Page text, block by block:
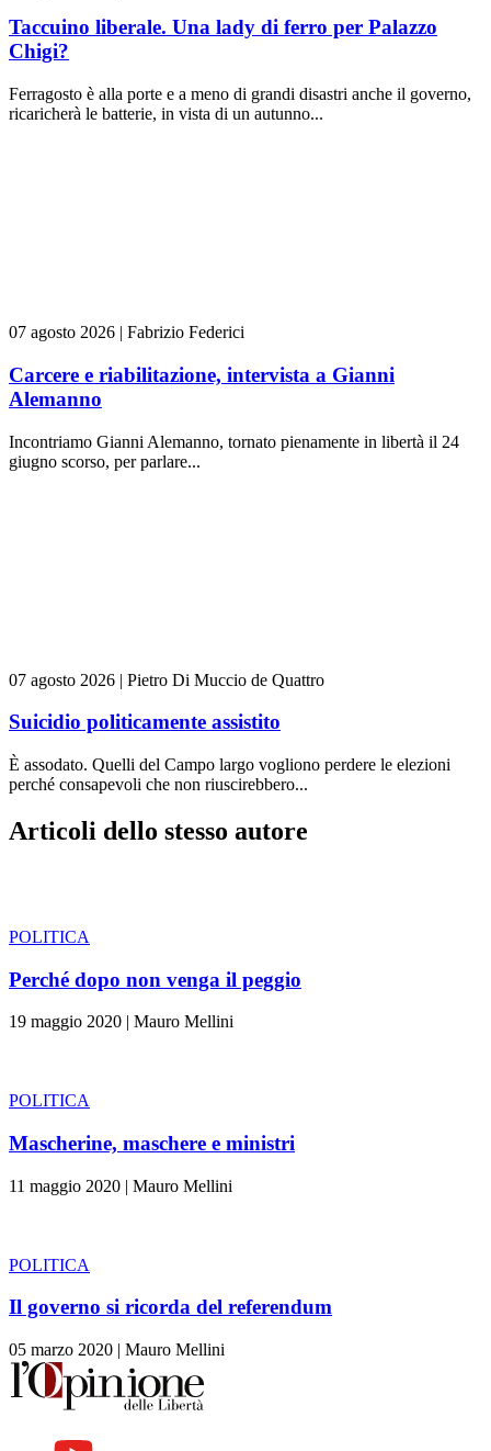
Taccuino liberale. Una lady di ferro per Palazzo
Chigi?
Ferragosto è alla porte e a meno di grandi disastri anche il governo,
ricaricherà le batterie, in vista di un autunno...
07 agosto 2026 | Fabrizio Federici
Carcere e riabilitazione, intervista a Gianni
Alemanno
Incontriamo Gianni Alemanno, tornato pienamente in libertà il 24
giugno scorso, per parlare...
07 agosto 2026 | Pietro Di Muccio de Quattro
Suicidio politicamente assistito
È assodato. Quelli del Campo largo vogliono perdere le elezioni
perché consapevoli che non riuscirebbero...
Articoli dello stesso autore
POLITICA
Perché dopo non venga il peggio
19 maggio 2020 | Mauro Mellini
POLITICA
Mascherine, maschere e ministri
11 maggio 2020 | Mauro Mellini
POLITICA
Il governo si ricorda del referendum
05 marzo 2020 | Mauro Mellini